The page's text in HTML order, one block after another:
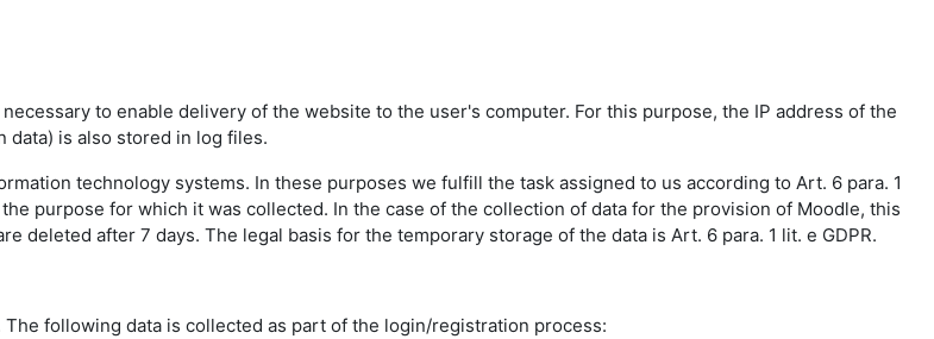
to enable delivery of the website to the user's computer. For this purpose, the IP address of the
data) is also stored in log files.
technology systems. In these purposes we fulfill the task assigned to us according to Art. 6 para. 1
purpose for which it was collected. In the case of the collection of data for the provision of Moodle, this
deleted after 7 days. The legal basis for the temporary storage of the data is Art. 6 para. 1 lit. e GDPR.
following data is collected as part of the login/registration process: